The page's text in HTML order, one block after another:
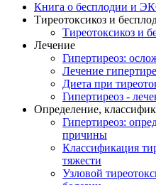
Книга о бесплодии и
Тиреотоксикоз и
Тиреотоксикоз и
Лечение
Гипертиреоз:
Лечение
Диета при
Гипертиреоз -
Определение,
Гипертиреоз:
причины
Классификация
тяжести
Узловой